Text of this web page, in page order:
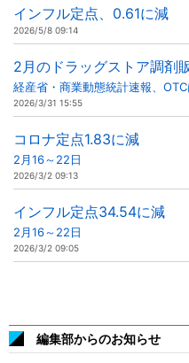
インフル定点、0.61に
2026/5/8 09:14
2月のドラッグストア調剤
経産省・商業動態統計速報、
2026/3/31 15:55
コロナ定点1.83に減
2月16～22日
2026/3/2 09:13
インフル定点34.54に減
2月16～22日
2026/3/2 09:05
編集部からのお知らせ